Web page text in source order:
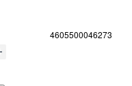
4605500046273